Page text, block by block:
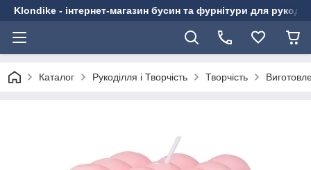
Klondike - інтернет-магазин бусин та фурнітури для
Каталог Рукоділля і Творчість Творчість